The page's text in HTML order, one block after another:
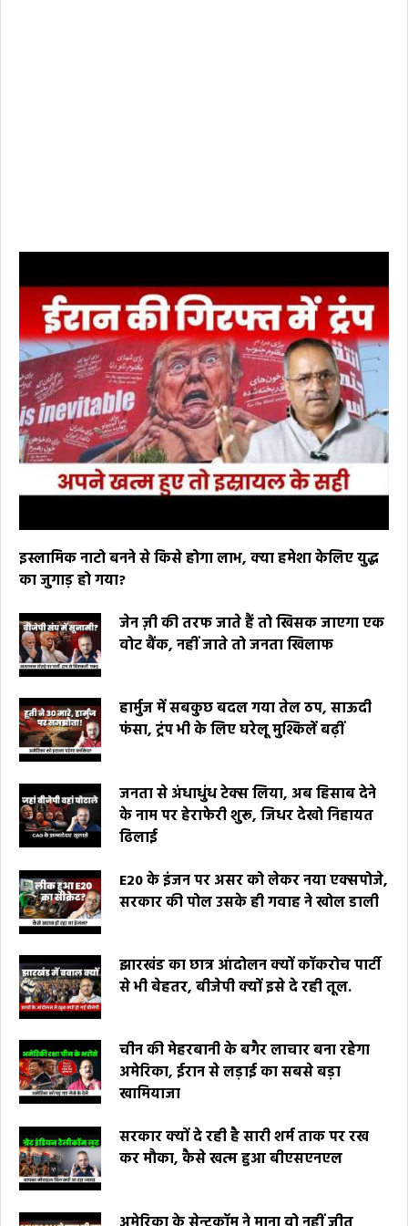
इस्लामिक नाटो बनने से किसे होगा लाभ, क्या हमेशा केलिए युद्ध
का जुगाड़ हो गया?
जेन ज़ी की तरफ जाते हैं तो खिसक जाएगा एक
वोट बैंक, नहीं जाते तो जनता खिलाफ
हार्मुज में सबकुछ बदल गया तेल ठप, साऊदी
फंसा, ट्रंप भी के लिए घरेलू मुश्किलें बढ़ीं
जनता से अंधाधुंध टेक्स लिया, अब हिसाब देने
के नाम पर हेराफेरी शुरू, जिधर देखो निहायत
ढिलाई
E20 के इंजन पर असर को लेकर नया एक्सपोजे,
सरकार की पोल उसके ही गवाह ने खोल डाली
झारखंड का छात्र आंदोलन क्यों कॉकरोच पार्टी
से भी बेहतर, बीजेपी क्यों इसे दे रही तूल.
चीन की मेहरबानी के बगैर लाचार बना रहेगा
अमेरिका, ईरान से लड़ाई का सबसे बड़ा
खामियाजा
सरकार क्यों दे रही है सारी शर्म ताक पर रख
कर मौका, कैसे खत्म हुआ बीएसएनएल